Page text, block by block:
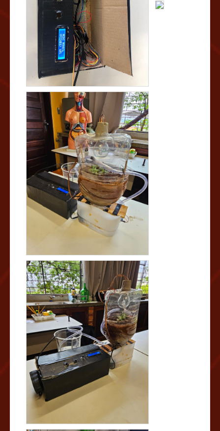
evapotranspiração, temperatura e umidade do solo. O
sistema de irrigação automatizada mostrou-se
eficiente, prevenindo tanto o excesso quanto a falta de
água, o que promoveu um ambiente favorável para o
desenvolvimento saudável das plantas. A estufa
apresentou um desempenho autossuficiente, permitindo
seu funcionamento por dias sem intervenção, sendo
ideal para períodos em que o usuário não pode
monitorar o sistema. Além disso, o projeto contribuiu
para a economia de água e a oxigenação do
reservatório, evitando o desenvolvimento de larvas. O
desenvolvimento do projeto oferece uma solução
prática e sustentável, incentivando o uso eficiente de
recursos naturais e a adoção de práticas conscientes. A
simplicidade dos materiais utilizados, aliada à
tecnologia, permitiu a criação de um protótipo funcional
e de baixo custo, que inspira a comunidade a adotar
soluções inovadoras para enfrentar desafios como a
escassez de água. O projeto não apenas destaca a
importância da sustentabilidade, mas também serve
como uma ferramenta educacional para incentivar
práticas agrícolas responsáveis